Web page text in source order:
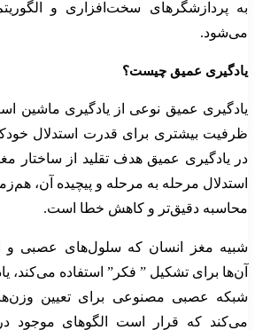
به پردازشگرهای سخت‌افزاری و
می‌شود.
یادگیری عمیق چیست؟
یادگیری عمیق نوعی از یادگیری
ظرفیت بیشتری برای قدرت استدلال
در یادگیری عمیق هدف تقلید از ساختار
استدلال مرحله به مرحله و پیچیده آن،
محاسبه دقیق‌تر و کاهش خطا است.
شبیه مغز انسان که سلول‌های عصبی و
آن‌ها برای تشکیل ” فکر” استفاده می‌کند،
شبکه عصبی مصنوعی برای تعیین
می‌کند که قرار است الگوهای موجود در